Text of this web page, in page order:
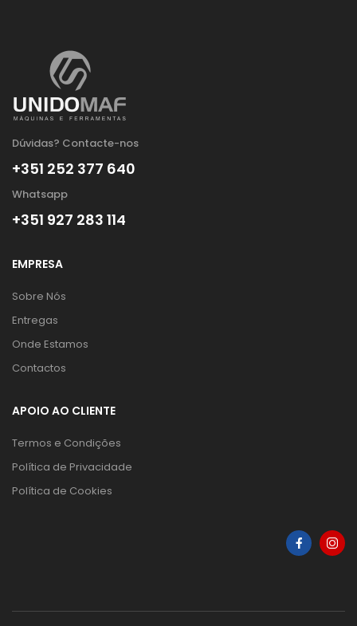
Dúvidas? Contacte-nos
+351 252 377 640
Whatsapp
+351 927 283 114
EMPRESA
Sobre Nós
Entregas
Onde Estamos
Contactos
APOIO AO CLIENTE
Termos e Condições
Política de Privacidade
Política de Cookies